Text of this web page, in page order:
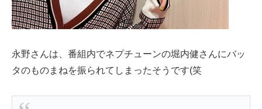
永野さんは、番組内でネプチューンの堀内健さんにバッ
タのものまねを振られてしまったそうです(笑